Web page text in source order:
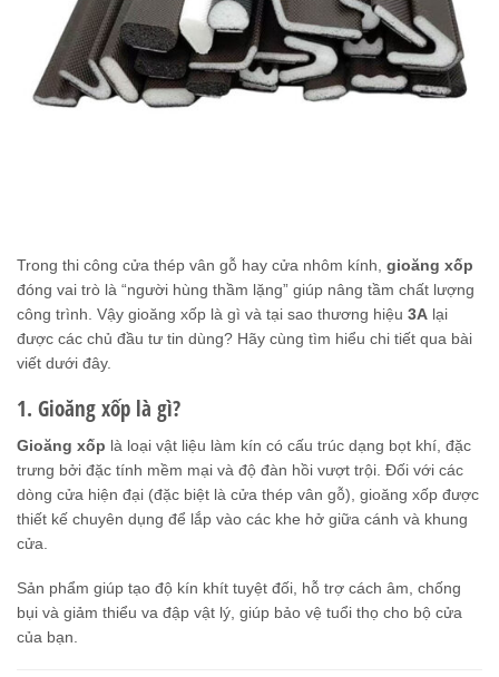
Trong thi công cửa thép vân gỗ hay cửa nhôm kính, gioăng xốp
đóng vai trò là “người hùng thầm lặng” giúp nâng tầm chất lượng
công trình. Vậy gioăng xốp là gì và tại sao thương hiệu 3A lại
được các chủ đầu tư tin dùng? Hãy cùng tìm hiểu chi tiết qua bài
viết dưới đây.
1. Gioăng xốp là gì?
Gioăng xốp là loại vật liệu làm kín có cấu trúc dạng bọt khí, đặc
trưng bởi đặc tính mềm mại và độ đàn hồi vượt trội. Đối với các
dòng cửa hiện đại (đặc biệt là cửa thép vân gỗ), gioăng xốp được
thiết kế chuyên dụng để lắp vào các khe hở giữa cánh và khung
cửa.
Sản phẩm giúp tạo độ kín khít tuyệt đối, hỗ trợ cách âm, chống
bụi và giảm thiểu va đập vật lý, giúp bảo vệ tuổi thọ cho bộ cửa
của bạn.